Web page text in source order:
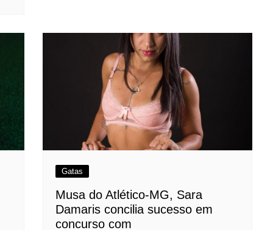
Gatas
Musa do Atlético-MG, Sara
Damaris concilia sucesso em
concurso com